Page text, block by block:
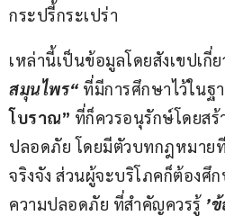
กระปรี้กระเปร่า
เหล่านี้เป็นข้อมูลโดยสังเขปเกี่
สมุนไพร“ ที่มีการศึกษาไว้ในฐ
โบราณ” ที่ก็ควรอนุรักษ์โดยสร้
ปลอดภัย โดยมีตัวบทกฎหมาย
จริงจัง ส่วนผู้จะบริโภคก็ต้องศึก
ความปลอดภัย ที่สำคัญควรรู้ ’